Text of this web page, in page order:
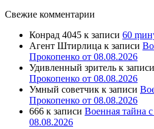
Свежие комментарии
Конрад 4045 к записи 60
Агент Штирлица к записи
Прокопенко от 08.08.2026
Удивленный зритель к записи
Прокопенко от 08.08.2026
Умный советчик к записи
Прокопенко от 08.08.2026
666 к записи Военная тайна
08.08.2026